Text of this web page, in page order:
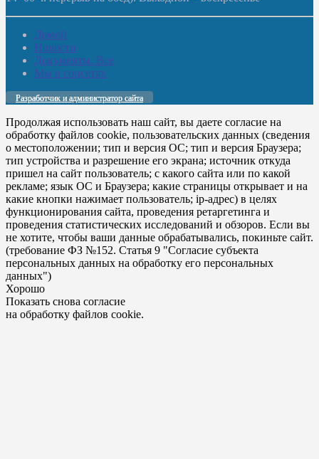
Домой
Новости
Документы. Все
Мы в соцсетях
Разработчик и администратор сайта
Продолжая использовать наш сайт, вы даете согласие на
обработку файлов cookie, пользовательских данных (сведения
о местоположении; тип и версия ОС; тип и версия Браузера;
тип устройства и разрешение его экрана; источник откуда
пришел на сайт пользователь; с какого сайта или по какой
рекламе; язык ОС и Браузера; какие страницы открывает и на
какие кнопки нажимает пользователь; ip-адрес) в целях
функционирования сайта, проведения ретаргетинга и
проведения статистических исследований и обзоров. Если вы
не хотите, чтобы ваши данные обрабатывались, покиньте сайт.
(требование ФЗ №152. Статья 9 "Согласие субъекта
персональных данных на обработку его персональных
данных")
Хорошо
Показать снова согласие
на обработку файлов cookie.